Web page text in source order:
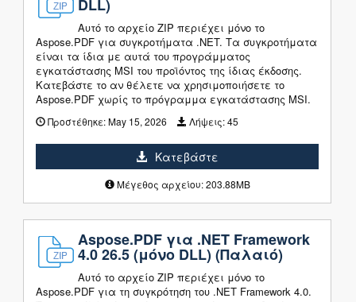
DLL)
Αυτό το αρχείο ZIP περιέχει μόνο το
Aspose.PDF για συγκροτήματα .NET. Τα συγκροτήματα
είναι τα ίδια με αυτά του προγράμματος
εγκατάστασης MSI του προϊόντος της ίδιας έκδοσης.
Κατεβάστε το αν θέλετε να χρησιμοποιήσετε το
Aspose.PDF χωρίς το πρόγραμμα εγκατάστασης MSI.
Προστέθηκε:May 15, 2026 Λήψεις:45
Κατεβάστε
Μέγεθος αρχείου: 203.88MB
Aspose.PDF για .NET Framework
4.0 26.5 (μόνο DLL) (Παλαιό)
Αυτό το αρχείο ZIP περιέχει μόνο το
Aspose.PDF για τη συγκρότηση του .NET Framework 4.0.